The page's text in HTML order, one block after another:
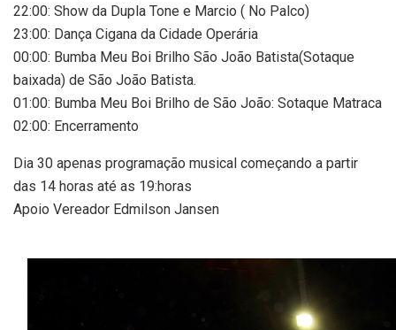
22:00: Show da Dupla Tone e Marcio ( No Palco)
23:00: Dança Cigana da Cidade Operária
00:00: Bumba Meu Boi Brilho São João Batista(Sotaque
baixada) de São João Batista.
01:00: Bumba Meu Boi Brilho de São João: Sotaque Matraca
02:00: Encerramento
Dia 30 apenas programação musical começando a partir
das 14 horas até as 19:horas
Apoio Vereador Edmilson Jansen